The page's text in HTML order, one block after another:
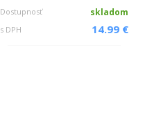
Dostupnosť skladom
s DPH 14.99 €